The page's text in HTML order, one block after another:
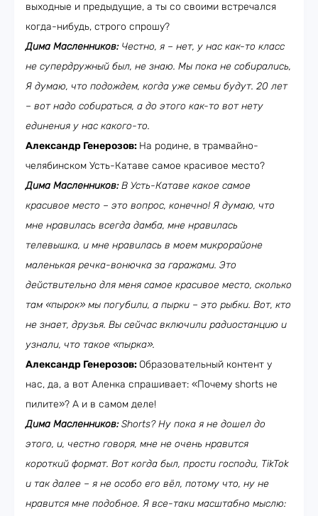
выходные и предыдущие, а ты со своими встречался
когда-нибудь, строго спрошу?
Дима Масленников: Честно, я – нет, у нас как-то класс
не супердружный был, не знаю. Мы пока не собирались,
Я думаю, что подождем, когда уже семьи будут. 20 лет
– вот надо собираться, а до этого как-то вот нету
единения у нас какого-то.
Александр Генерозов: На родине, в трамвайно-
челябинском Усть-Катаве самое красивое место?
Дима Масленников:В Усть-Катаве какое самое
красивое место – это вопрос, конечно! Я думаю, что
мне нравилась всегда дамба, мне нравилась
телевышка, и мне нравилась в моем микрорайоне
маленькая речка-вонючка за гаражами. Это
действительно для меня самое красивое место, сколько
там «пырок» мы погубили, а пырки – это рыбки. Вот, кто
не знает, друзья. Вы сейчас включили радиостанцию и
узнали, что такое «пырка».
Александр Генерозов: Образовательный контент у
нас, да, а вот Аленка спрашивает: «Почему shorts не
пилите»? А и в самом деле!
Дима Масленников:Shorts? Ну пока я не дошел до
этого, и, честно говоря, мне не очень нравится
короткий формат. Вот когда был, прости господи, TikTok
и так далее – я не особо его вёл, потому что, ну не
нравится мне подобное. Я все-таки масштабно мыслю: